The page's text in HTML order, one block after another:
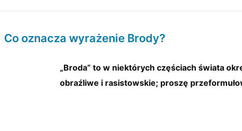
Co oznacza wyrażenie Brody?
„Broda” to w niektórych częściach świata
obraźliwe i rasistowskie; proszę